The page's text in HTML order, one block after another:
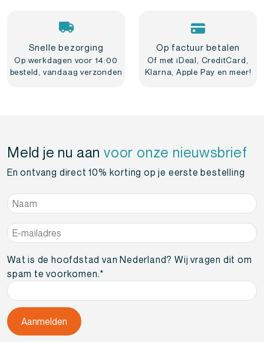
Snelle bezorging
Op werkdagen voor 14:00
besteld, vandaag verzonden
Op factuur betalen
Of met iDeal, CreditCard,
Klarna, Apple Pay en meer!
Meld je nu aanvoor onze nieuwsbrief
En ontvang direct 10% korting op je eerste bestelling
Naam*
E-
mailadres*
Wat is de hoofdstad van Nederland? Wij vragen dit om
spam te voorkomen.*